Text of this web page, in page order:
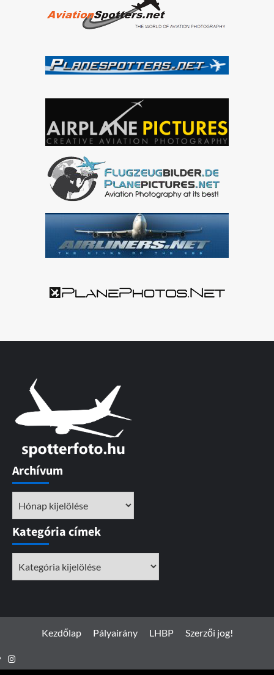
Archívum
Kategória címek
Kezdőlap Pályairány LHBP Szerzői jog!
Instagram